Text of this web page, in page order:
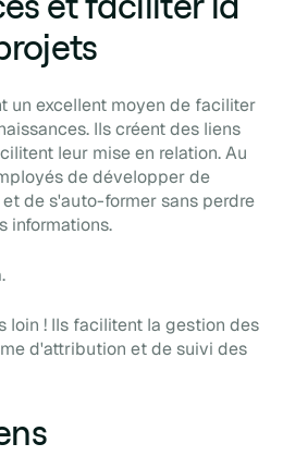
un excellent moyen de faciliter
Ils créent des liens
leur mise en relation. Au
de développer de
de s'auto-former sans perdre
informations.
loin ! Ils facilitent la gestion des
d'attribution et de suivi des